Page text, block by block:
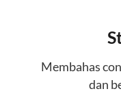
Membahas
dan